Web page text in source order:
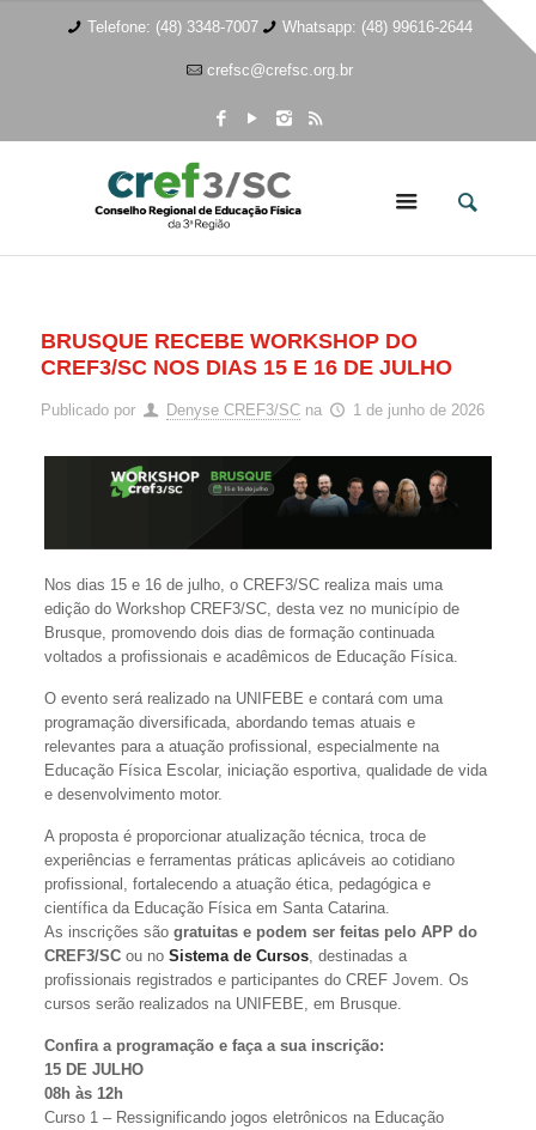
Telefone: (48) 3348-7007 Whatsapp: (48) 99616-2644
crefsc@crefsc.org.br
BRUSQUE RECEBE WORKSHOP DO
CREF3/SC NOS DIAS 15 E 16 DE JULHO
Publicado por Denyse CREF3/SC na 1 de junho de 2026
Nos dias 15 e 16 de julho, o CREF3/SC realiza mais uma
edição do Workshop CREF3/SC, desta vez no município de
Brusque, promovendo dois dias de formação continuada
voltados a profissionais e acadêmicos de Educação Física.
O evento será realizado na UNIFEBE e contará com uma
programação diversificada, abordando temas atuais e
relevantes para a atuação profissional, especialmente na
Educação Física Escolar, iniciação esportiva, qualidade de vida
e desenvolvimento motor.
A proposta é proporcionar atualização técnica, troca de
experiências e ferramentas práticas aplicáveis ao cotidiano
profissional, fortalecendo a atuação ética, pedagógica e
científica da Educação Física em Santa Catarina.
As inscrições sãogratuitas e podem ser feitas pelo APP do
CREF3/SC ou noSistema de Cursos, destinadas a
profissionais registrados e participantes do CREF Jovem. Os
cursos serão realizados na UNIFEBE, em Brusque.
Confira a programação e faça a sua inscrição:
15 DE JULHO
08h às 12h
Curso 1 – Ressignificando jogos eletrônicos na Educação